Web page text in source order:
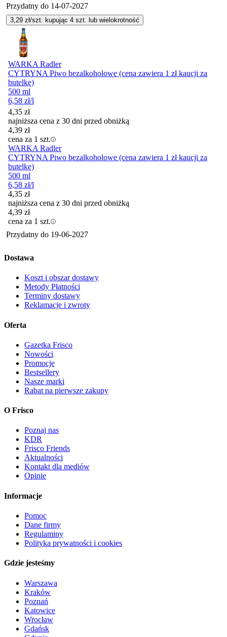
Przydatny do 14-07-2027
3,29 zł/szt. kupując 4 szt. lub wielokrotność
WARKA Radler
CYTRYNA Piwo bezalkoholowe (cena zawiera 1 zł kaucji za
butelkę)
500 ml
6,58 zł/l
4,35 zł
najniższa cena z 30 dni przed obniżką
4,39 zł
cena za 1 szt.
WARKA Radler
CYTRYNA Piwo bezalkoholowe (cena zawiera 1 zł kaucji za
butelkę)
500 ml
6,58 zł/l
4,35 zł
najniższa cena z 30 dni przed obniżką
4,39 zł
cena za 1 szt.
Przydatny do 19-06-2027
Dostawa
Koszt i obszar dostawy
Metody Płatności
Terminy dostawy
Reklamacje i zwroty
Oferta
Gazetka Frisco
Nowości
Promocje
Bestsellery
Nasze marki
Rabat na pierwsze zakupy
O Frisco
Poznaj nas
KDR
Frisco Friends
Aktualności
Kontakt dla mediów
Opinie
Informacje
Pomoc
Dane firmy
Regulaminy
Polityka prywatności i cookies
Gdzie jesteśmy
Warszawa
Kraków
Poznań
Katowice
Wrocław
Gdańsk